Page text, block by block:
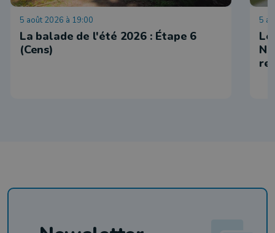
5 août 2026 à 19:00
La balade de l'été 2026 : Étape 6
(Cens)
5